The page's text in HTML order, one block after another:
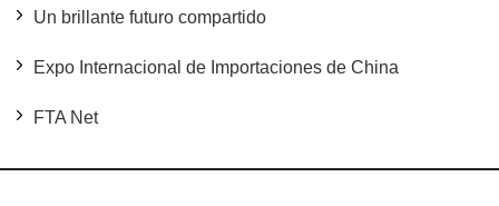
Un brillante futuro compartido
Expo Internacional de Importaciones de China
FTA Net